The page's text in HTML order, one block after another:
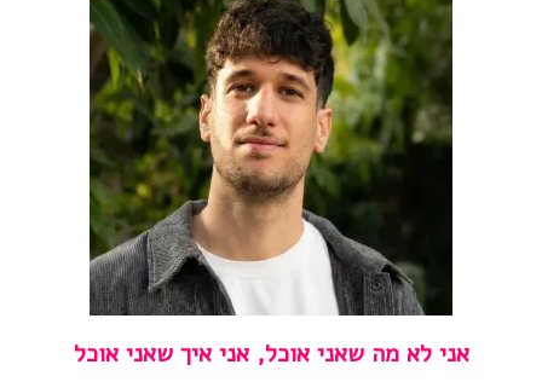
אני לא מה שאני אוכל, אני איך שאני אוכל